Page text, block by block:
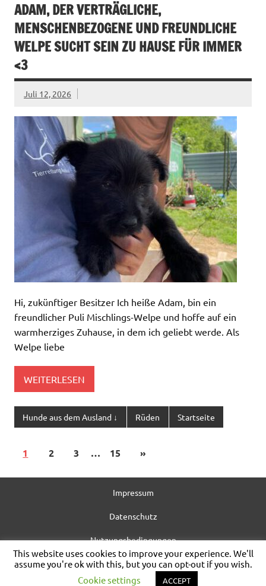
ADAM, DER VERTRÄGLICHE,
MENSCHENBEZOGENE UND FREUNDLICHE
WELPE SUCHT SEIN ZU HAUSE FÜR IMMER
<3
Juli 12, 2026
Hi, zukünftiger Besitzer Ich heiße Adam, bin ein
freundlicher Puli Mischlings-Welpe und hoffe auf ein
warmherziges Zuhause, in dem ich geliebt werde. Als
Welpe liebe
WEITERLESEN
Hunde aus dem Ausland ↓ Rüden Startseite
1 2 3 … 15 »
Impressum
Datenschutz
Nutzungsbedingungen
allgem. Information
This website uses cookies to improve your experience. We'll
assume you're ok with this, but you can opt-out if you wish.
Cookie settings
ACCEPT